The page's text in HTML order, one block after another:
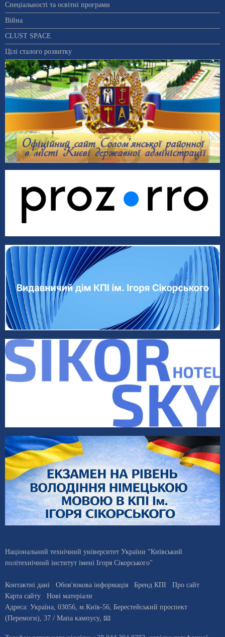
Спеціальності та освітні програми
Війна
CLUST SPACE
Цілі сталого розвитку
Національний технічний університет України "Київський
політехнічний інститут імені Ігоря Сікорського"
Контактні дані Обов'язкова інформація Бренд КПІ
Про сайт
Карта сайту
Нові матеріали
Адреса: Україна, 03056, м.Київ-56, Берестейський проспект
(Перемоги), 37 / Мапа кампусу, 📧